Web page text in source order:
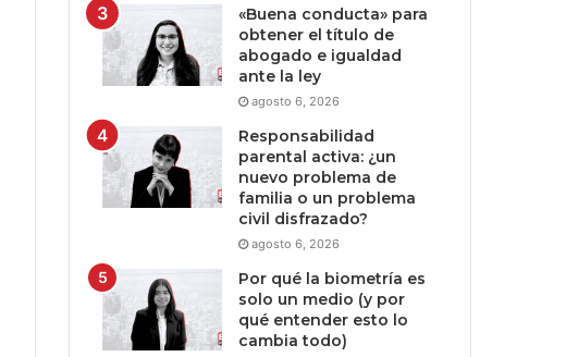
«Buena conducta» para
obtener el título de
abogado e igualdad
ante la ley
agosto 6, 2026
Responsabilidad
parental activa: ¿un
nuevo problema de
familia o un problema
civil disfrazado?
agosto 6, 2026
Por qué la biometría es
solo un medio (y por
qué entender esto lo
cambia todo)